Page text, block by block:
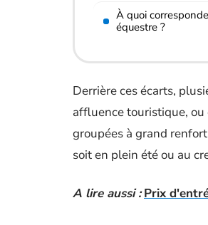
À quoi
équestre ?
Derrière ces écarts,
affluence touristique, ou
groupées à grand
soit en plein été ou au
A lire aussi : Prix